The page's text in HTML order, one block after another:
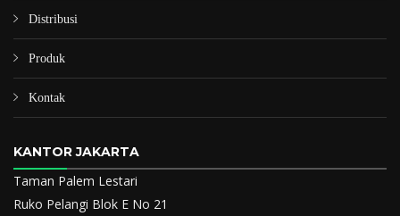
Distribusi
Produk
Kontak
KANTOR JAKARTA
Taman Palem Lestari
Ruko Pelangi Blok E No 21